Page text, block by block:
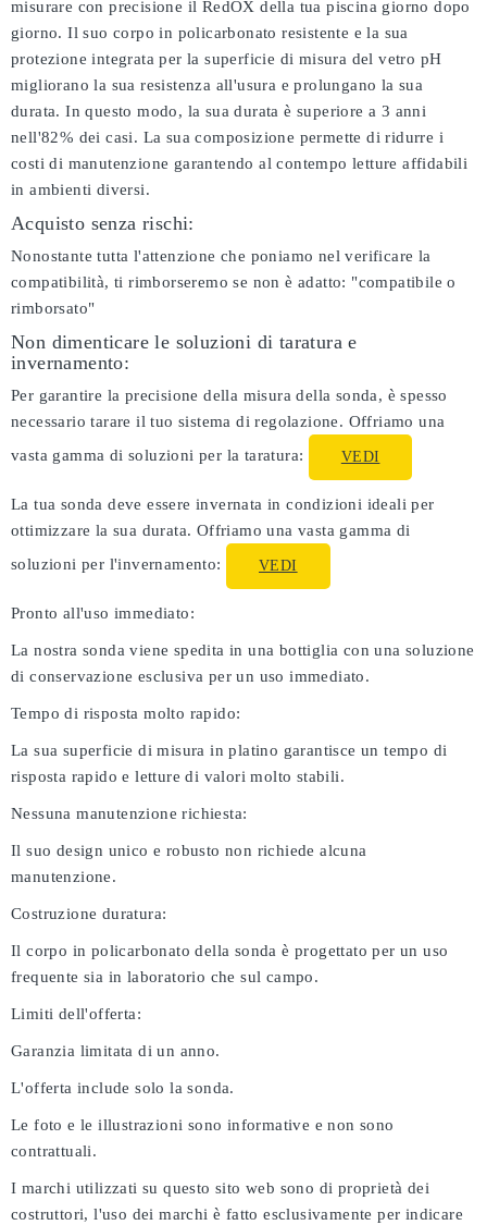
misurare con precisione il RedOX della tua piscina giorno dopo
giorno. Il suo corpo in policarbonato resistente e la sua
protezione integrata per la superficie di misura del vetro pH
migliorano la sua resistenza all'usura e prolungano la sua
durata. In questo modo, la sua durata è superiore a 3 anni
nell'82% dei casi. La sua composizione permette di ridurre i
costi di manutenzione garantendo al contempo letture affidabili
in ambienti diversi.
Acquisto senza rischi:
Nonostante tutta l'attenzione che poniamo nel verificare la
compatibilità, ti rimborseremo se non è adatto: "compatibile o
rimborsato"
Non dimenticare le soluzioni di taratura e
invernamento:
Per garantire la precisione della misura della sonda, è spesso
necessario tarare il tuo sistema di regolazione. Offriamo una
vasta gamma di soluzioni per la taratura:
VEDI
La tua sonda deve essere invernata in condizioni ideali per
ottimizzare la sua durata. Offriamo una vasta gamma di
soluzioni per l'invernamento:
VEDI
Pronto all'uso immediato:
La nostra sonda viene spedita in una bottiglia con una soluzione
di conservazione esclusiva per un uso immediato.
Tempo di risposta molto rapido:
La sua superficie di misura in platino garantisce un tempo di
risposta rapido e letture di valori molto stabili.
Nessuna manutenzione richiesta:
Il suo design unico e robusto non richiede alcuna
manutenzione.
Costruzione duratura:
Il corpo in policarbonato della sonda è progettato per un uso
frequente sia in laboratorio che sul campo.
Limiti dell'offerta:
Garanzia limitata di un anno.
L'offerta include solo la sonda.
Le foto e le illustrazioni sono informative e non sono
contrattuali.
I marchi utilizzati su questo sito web sono di proprietà dei
costruttori, l'uso dei marchi è fatto esclusivamente per indicare